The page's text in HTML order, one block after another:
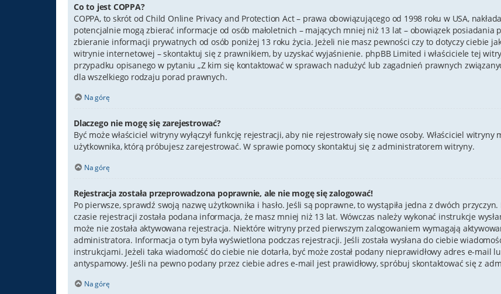
Co to jest COPPA?
COPPA, to skrót od Child Online Privacy and Protection Act – prawa obowiązującego od 1998 roku w USA,
potencjalnie mogą zbierać informacje od osób małoletnich – mających mniej niż 13 lat – obowiązek
zbieranie informacji prywatnych od osób poniżej 13 roku życia. Jeżeli nie masz pewności czy to dotyczy ciebie
witrynie internetowej – skontaktuj się z prawnikiem, by uzyskać wyjaśnienie. phpBB Limited i właściciele tej
przypadku opisanego w pytaniu „Z kim się kontaktować w sprawach nadużyć lub zagadnień prawnych
dla wszelkiego rodzaju porad prawnych.
Na górę
Dlaczego nie mogę się zarejestrować?
Być może właściciel witryny wyłączył funkcję rejestracji, aby nie rejestrowały się nowe osoby. Właściciel
użytkownika, którą próbujesz zarejestrować. W sprawie pomocy skontaktuj się z administratorem witryny.
Na górę
Rejestracja została przeprowadzona poprawnie, ale nie mogę się zalogować!
Po pierwsze, sprawdź swoją nazwę użytkownika i hasło. Jeśli są poprawne, to wystąpiła jedna z dwóch
czasie rejestracji została podana informacja, że masz mniej niż 13 lat. Wówczas należy wykonać instrukcje
może nie została aktywowana rejestracja. Niektóre witryny przed pierwszym zalogowaniem wymagają
administratora. Informacja o tym była wyświetlona podczas rejestracji. Jeśli została wysłana do ciebie
instrukcjami. Jeżeli taka wiadomość do ciebie nie dotarła, być może został podany nieprawidłowy adres e-mail
antyspamowy. Jeśli na pewno podany przez ciebie adres e-mail jest prawidłowy, spróbuj skontaktować się z
Na górę